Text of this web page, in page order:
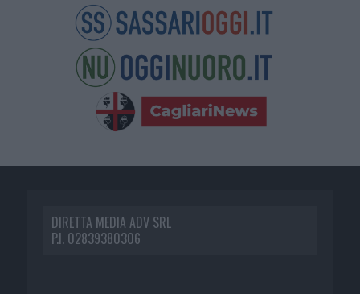
DIRETTA MEDIA ADV SRL
P.I. 02839380306